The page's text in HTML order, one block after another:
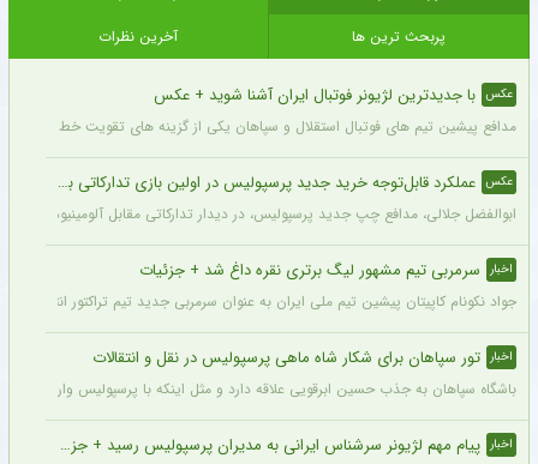
پربحث ترین ها
آخرین نظرات
عکس با جدیدترین لژیونر فوتبال ایران آشنا شوید + عکس
مدافع پیشین تیم های فوتبال استقلال و سپاهان یکی از گزینه های تقویت خط دفاعی
عکس عملکرد قابل‌توجه خرید جدید پرسپولیس در اولین بازی تدارکاتی برای این تیم + عکس
ابوالفضل جلالی، مدافع چپ جدید پرسپولیس، در دیدار تدارکاتی مقابل آلومینیوم
اخبار سرمربی تیم مشهور لیگ برتری نقره داغ شد + جزئیات
جواد نکونام کاپیتان پیشین تیم ملی ایران به عنوان سرمربی جدید تیم تراکتور انتخاب شد.
اخبار تور سپاهان برای شکار شاه ماهی پرسپولیس در نقل و انتقالات
باشگاه سپاهان به جذب حسین ابرقویی علاقه دارد و مثل اینکه با پرسپولیس وارد
اخبار پیام مهم لژیونر سرشناس ایرانی به مدیران پرسپولیس رسید + جزئیات